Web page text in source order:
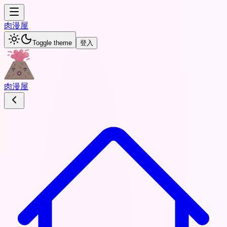
肉漫屋
Toggle theme 登入
肉漫屋